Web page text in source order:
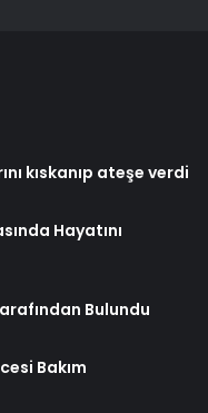
kıskanıp ateşe verdi
Hayatını
Bulundu
Bakım